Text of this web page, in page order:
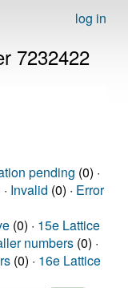
log in
7232422
pending (0) ·
Invalid (0) · Error
(0) · 15e Lattice
numbers (0) ·
(0) · 16e Lattice